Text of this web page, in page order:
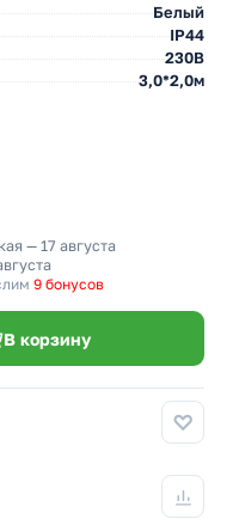
Белый
IP44
230В
3,0*2,0м
— 17 августа
9 бонусов
В корзину